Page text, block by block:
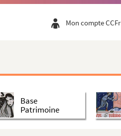
Mon compte CCFr
Base
Patrimoine
au profit du
à la r...
observations.
à la requêt...
qu'il sera proc...
Salinières, à...
Hosten et François...